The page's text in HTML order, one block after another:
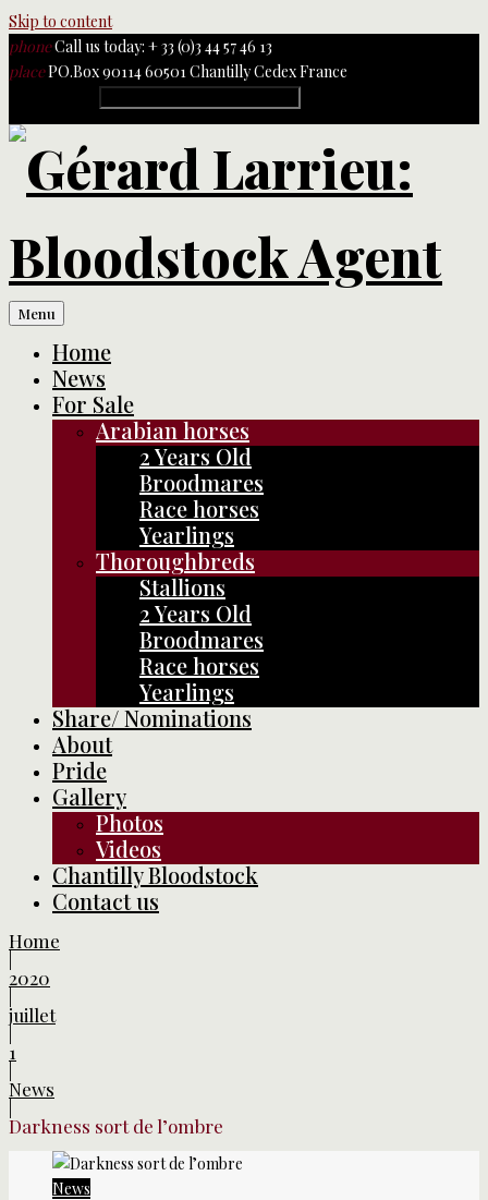
Skip to content
phoneCall us today: + 33 (0)3 44 57 46 13
placePO.Box 90114 60501 Chantilly Cedex France
Menu
Home
News
For Sale
Arabian horses
2 Years Old
Broodmares
Race horses
Yearlings
Thoroughbreds
Stallions
2 Years Old
Broodmares
Race horses
Yearlings
Share/ Nominations
About
Pride
Gallery
Photos
Videos
Chantilly Bloodstock
Contact us
Home
2020
juillet
|
1
News
Darkness sort de l’ombre
News